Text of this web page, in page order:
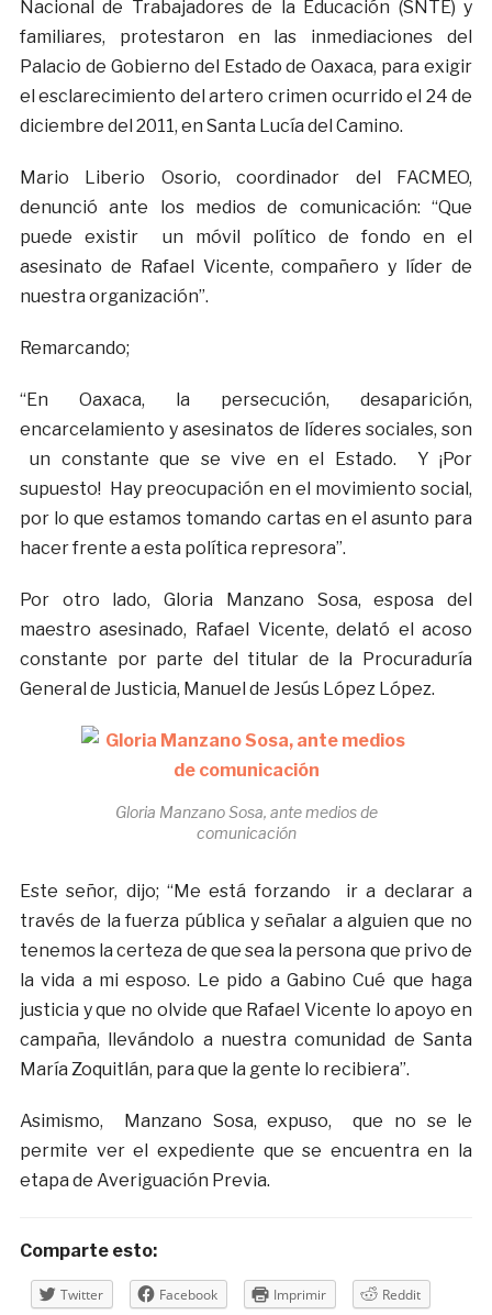
Nacional de Trabajadores de la Educación (SNTE) y
familiares, protestaron en las inmediaciones del
Palacio de Gobierno del Estado de Oaxaca, para exigir
el esclarecimiento del artero crimen ocurrido el 24 de
diciembre del 2011, en Santa Lucía del Camino.
Mario Liberio Osorio, coordinador del FACMEO,
denunció ante los medios de comunicación: “Que
puede existir un móvil político de fondo en el
asesinato de Rafael Vicente, compañero y líder de
nuestra organización”.
Remarcando;
“En Oaxaca, la persecución, desaparición,
encarcelamiento y asesinatos de líderes sociales, son
un constante que se vive en el Estado. Y ¡Por
supuesto! Hay preocupación en el movimiento social,
por lo que estamos tomando cartas en el asunto para
hacer frente a esta política represora”.
Por otro lado, Gloria Manzano Sosa, esposa del
maestro asesinado, Rafael Vicente, delató el acoso
constante por parte del titular de la Procuraduría
General de Justicia, Manuel de Jesús López López.
Gloria Manzano Sosa, ante medios de
comunicación
Este señor, dijo; “Me está forzando ir a declarar a
través de la fuerza pública y señalar a alguien que no
tenemos la certeza de que sea la persona que privo de
la vida a mi esposo. Le pido a Gabino Cué que haga
justicia y que no olvide que Rafael Vicente lo apoyo en
campaña, llevándolo a nuestra comunidad de Santa
María Zoquitlán, para que la gente lo recibiera”.
Asimismo, Manzano Sosa, expuso, que no se le
permite ver el expediente que se encuentra en la
etapa de Averiguación Previa.
Comparte esto:
Twitter Facebook Imprimir
Reddit